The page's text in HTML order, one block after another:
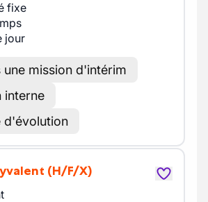
fixe
jour
une mission d'intérim
interne
d'évolution
(H/F/X)